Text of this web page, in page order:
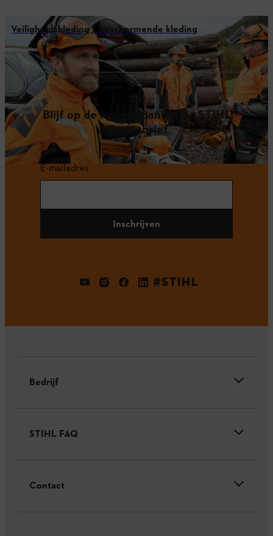
Veiligheidskleding / beschermende kleding
Blijf op de hoogte dankzij de STIHL
nieuwsbrief
E-mailadres
Inschrijven
#STIHL
Bedrijf
STIHL FAQ
Contact